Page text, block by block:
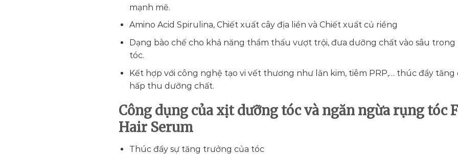
mạnh mẽ.
Amino Acid Spirulina, Chiết xuất cây địa liền và Chiết xuất củ riềng
Dạng bào chế cho khả năng thẩm thấu vượt trội, đưa dưỡng chất vào sâu trong
tóc.
Kết hợp với công nghệ tạo vi vết thương như lăn kim, tiêm PRP,… thúc đẩy tăng
hấp thu dưỡng chất.
Công dụng của xịt dưỡng tóc và ngăn ngừa rụng tóc
Hair Serum
Thúc đẩy sự tăng trưởng của tóc